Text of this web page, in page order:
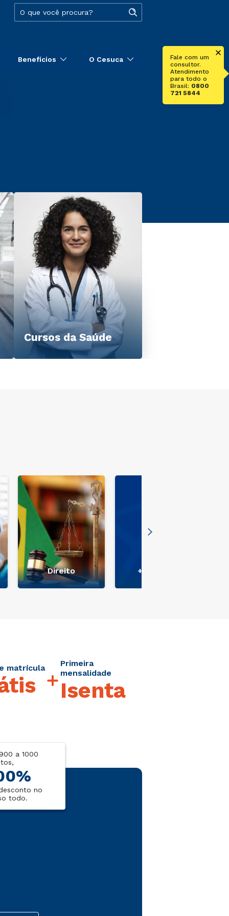
Benefícios O Cesuca
Fale com um
consultor.
Atendimento
para todo o
Brasil: 0800
721 5844
Cursos da Saúde
Direito + Ver mais
matrícula
Primeira
mensalidade
Isenta
a 1000
no
todo.